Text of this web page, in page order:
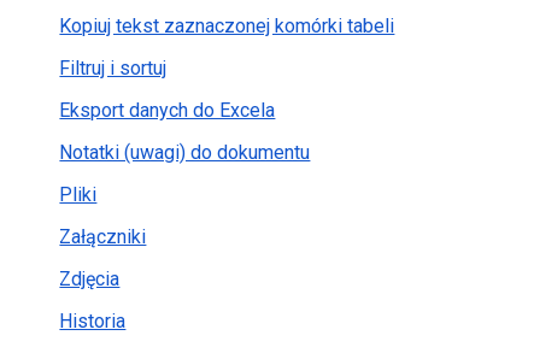
Kopiuj tekst zaznaczonej komórki tabeli
Filtruj i sortuj
Eksport danych do Excela
Notatki (uwagi) do dokumentu
Pliki
Załączniki
Zdjęcia
Historia